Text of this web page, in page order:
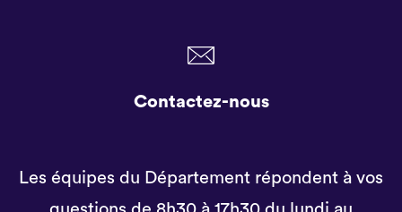
Contactez-nous
Les équipes du Département répondent à vos